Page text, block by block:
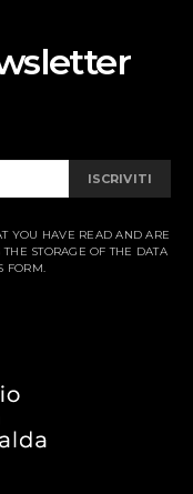
ISCRIVITI
YOU HAVE READ AND ARE
STORAGE OF THE DATA
FORM.